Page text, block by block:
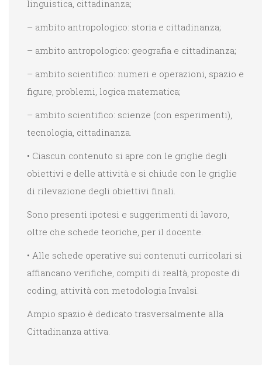
linguistica, cittadinanza;
– ambito antropologico: storia e cittadinanza;
– ambito antropologico: geografia e cittadinanza;
– ambito scientifico: numeri e operazioni, spazio e
figure, problemi, logica matematica;
– ambito scientifico: scienze (con esperimenti),
tecnologia, cittadinanza.
• Ciascun contenuto si apre con le griglie degli
obiettivi e delle attività e si chiude con le griglie
di rilevazione degli obiettivi finali.
Sono presenti ipotesi e suggerimenti di lavoro,
oltre che schede teoriche, per il docente.
• Alle schede operative sui contenuti curricolari si
affiancano verifiche, compiti di realtà, proposte di
coding, attività con metodologia Invalsi.
Ampio spazio è dedicato trasversalmente alla
Cittadinanza attiva.